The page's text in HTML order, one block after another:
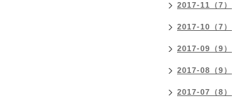
2017-11（7）
2017-10（7）
2017-09（9）
2017-08（9）
2017-07（8）